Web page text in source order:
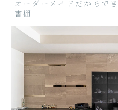
オーダーメイドだからで
書棚